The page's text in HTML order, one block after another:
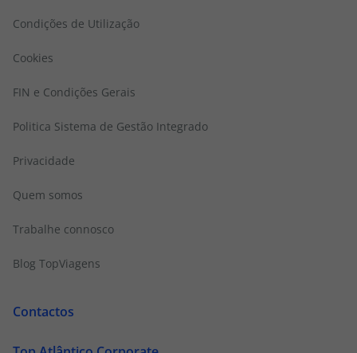
Condições de Utilização
Cookies
FIN e Condições Gerais
Politica Sistema de Gestão Integrado
Privacidade
Quem somos
Trabalhe connosco
Blog TopViagens
Contactos